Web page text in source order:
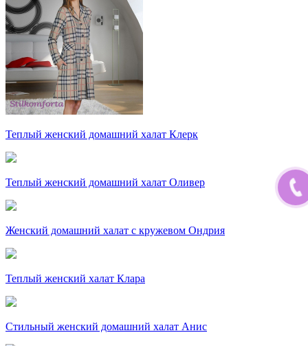
Теплый женский домашний халат Клерк
Теплый женский домашний халат Оливер
Женский домашний халат с кружевом Ондрия
Теплый женский халат Клара
Стильный женский домашний халат Анис